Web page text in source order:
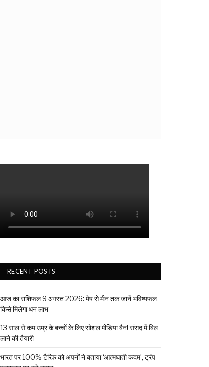
RECENT POSTS
आज का राशिफल 9 अगस्त 2026: मेष से मीन तक जानें भविष्यफल,
किसे मिलेगा धन लाभ
13 साल से कम उम्र के बच्चों के लिए सोशल मीडिया बैन! संसद में बिल
लाने की तैयारी
भारत पर 100% टैरिफ को अपनों ने बताया ‘आत्मघाती कदम’, ट्रंप